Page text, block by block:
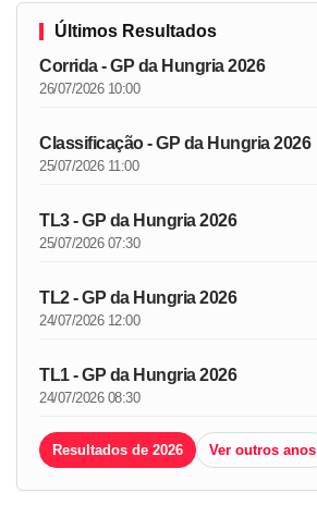
Últimos Resultados
Corrida - GP da Hungria 2026
26/07/2026 10:00
Classificação - GP da Hungria 2026
25/07/2026 11:00
TL3 - GP da Hungria 2026
25/07/2026 07:30
TL2 - GP da Hungria 2026
24/07/2026 12:00
TL1 - GP da Hungria 2026
24/07/2026 08:30
Resultados de 2026 Ver outros anos